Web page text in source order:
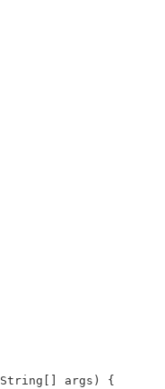
String args ) {